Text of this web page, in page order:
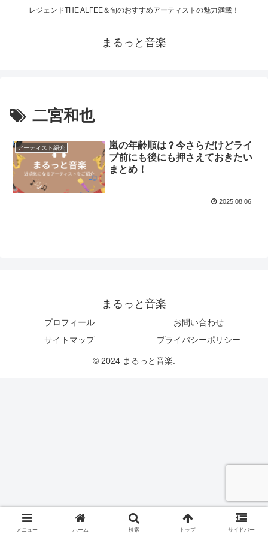
レジェンドTHE ALFEE＆旬のおすすめアーティストの魅力満載！
まるっと音楽
二宮和也
アーティスト紹介
嵐の年齢順は？今さらだけどライ
ブ前にも後にも押さえておきたい
まとめ！
2025.08.06
まるっと音楽
プロフィール
お問い合わせ
サイトマップ
プライバシーポリシー
© 2024 まるっと音楽.
メニュー ホーム 検索 トップ サイドバー